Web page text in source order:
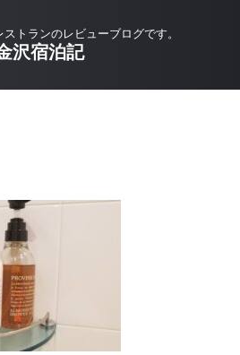
トランのレビューブログです。
沢宿泊記